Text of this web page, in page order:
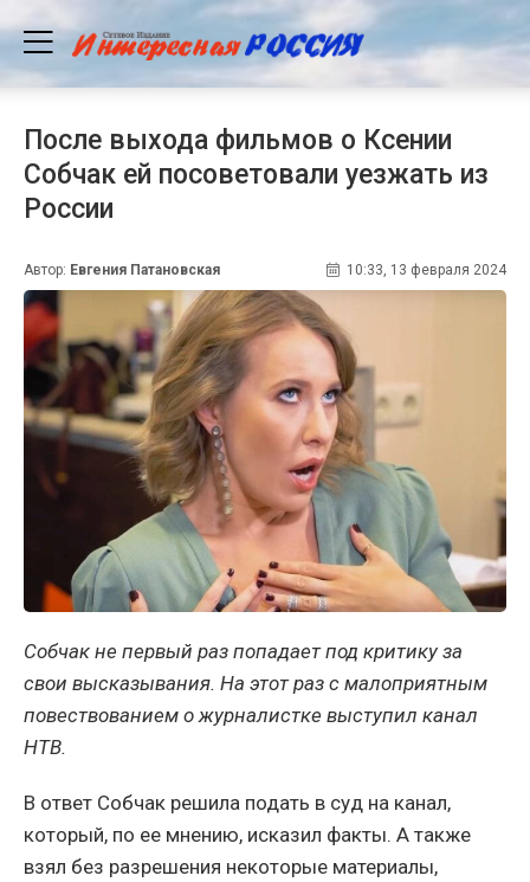
После выхода фильмов о Ксении
Собчак ей посоветовали уезжать из
России
Автор: Евгения Патановская 10:33, 13 февраля 2024
Собчак не первый раз попадает под критику за
свои высказывания. На этот раз с малоприятным
повествованием о журналистке выступил канал
НТВ.
В ответ Собчак решила подать в суд на канал,
который, по ее мнению, исказил факты. А также
взял без разрешения некоторые материалы,